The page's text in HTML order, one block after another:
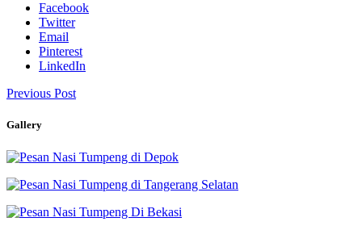
Facebook
Twitter
Email
Pinterest
LinkedIn
Previous Post
Gallery